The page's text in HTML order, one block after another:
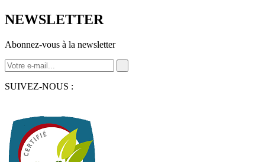
NEWSLETTER
Abonnez-vous à la newsletter
SUIVEZ-NOUS :